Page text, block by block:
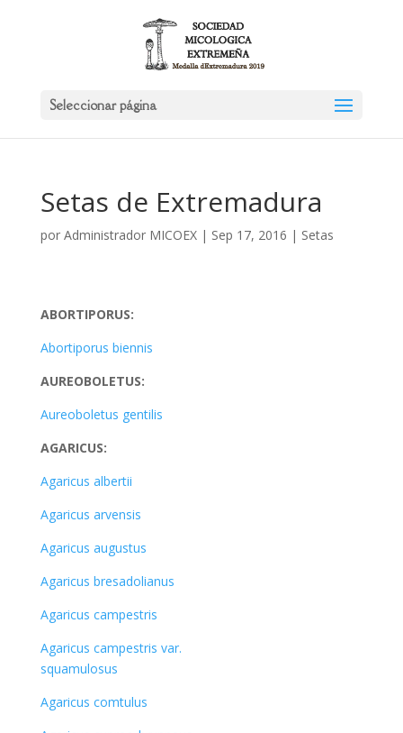
Seleccionar página
Setas de Extremadura
por Administrador MICOEX| Sep 17, 2016 | Setas
ABORTIPORUS:
Abortiporus biennis
AUREOBOLETUS:
Aureoboletus gentilis
AGARICUS:
Agaricus albertii
Agaricus arvensis
Agaricus augustus
Agaricus bresadolianus
Agaricus campestris
Agaricus campestris var.
squamulosus
Agaricus comtulus